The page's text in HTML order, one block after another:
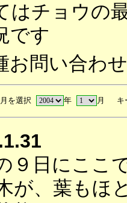
はチョウの
です
問い合わせ
を選択 年 月 キ
９日にここ
が、葉もほ